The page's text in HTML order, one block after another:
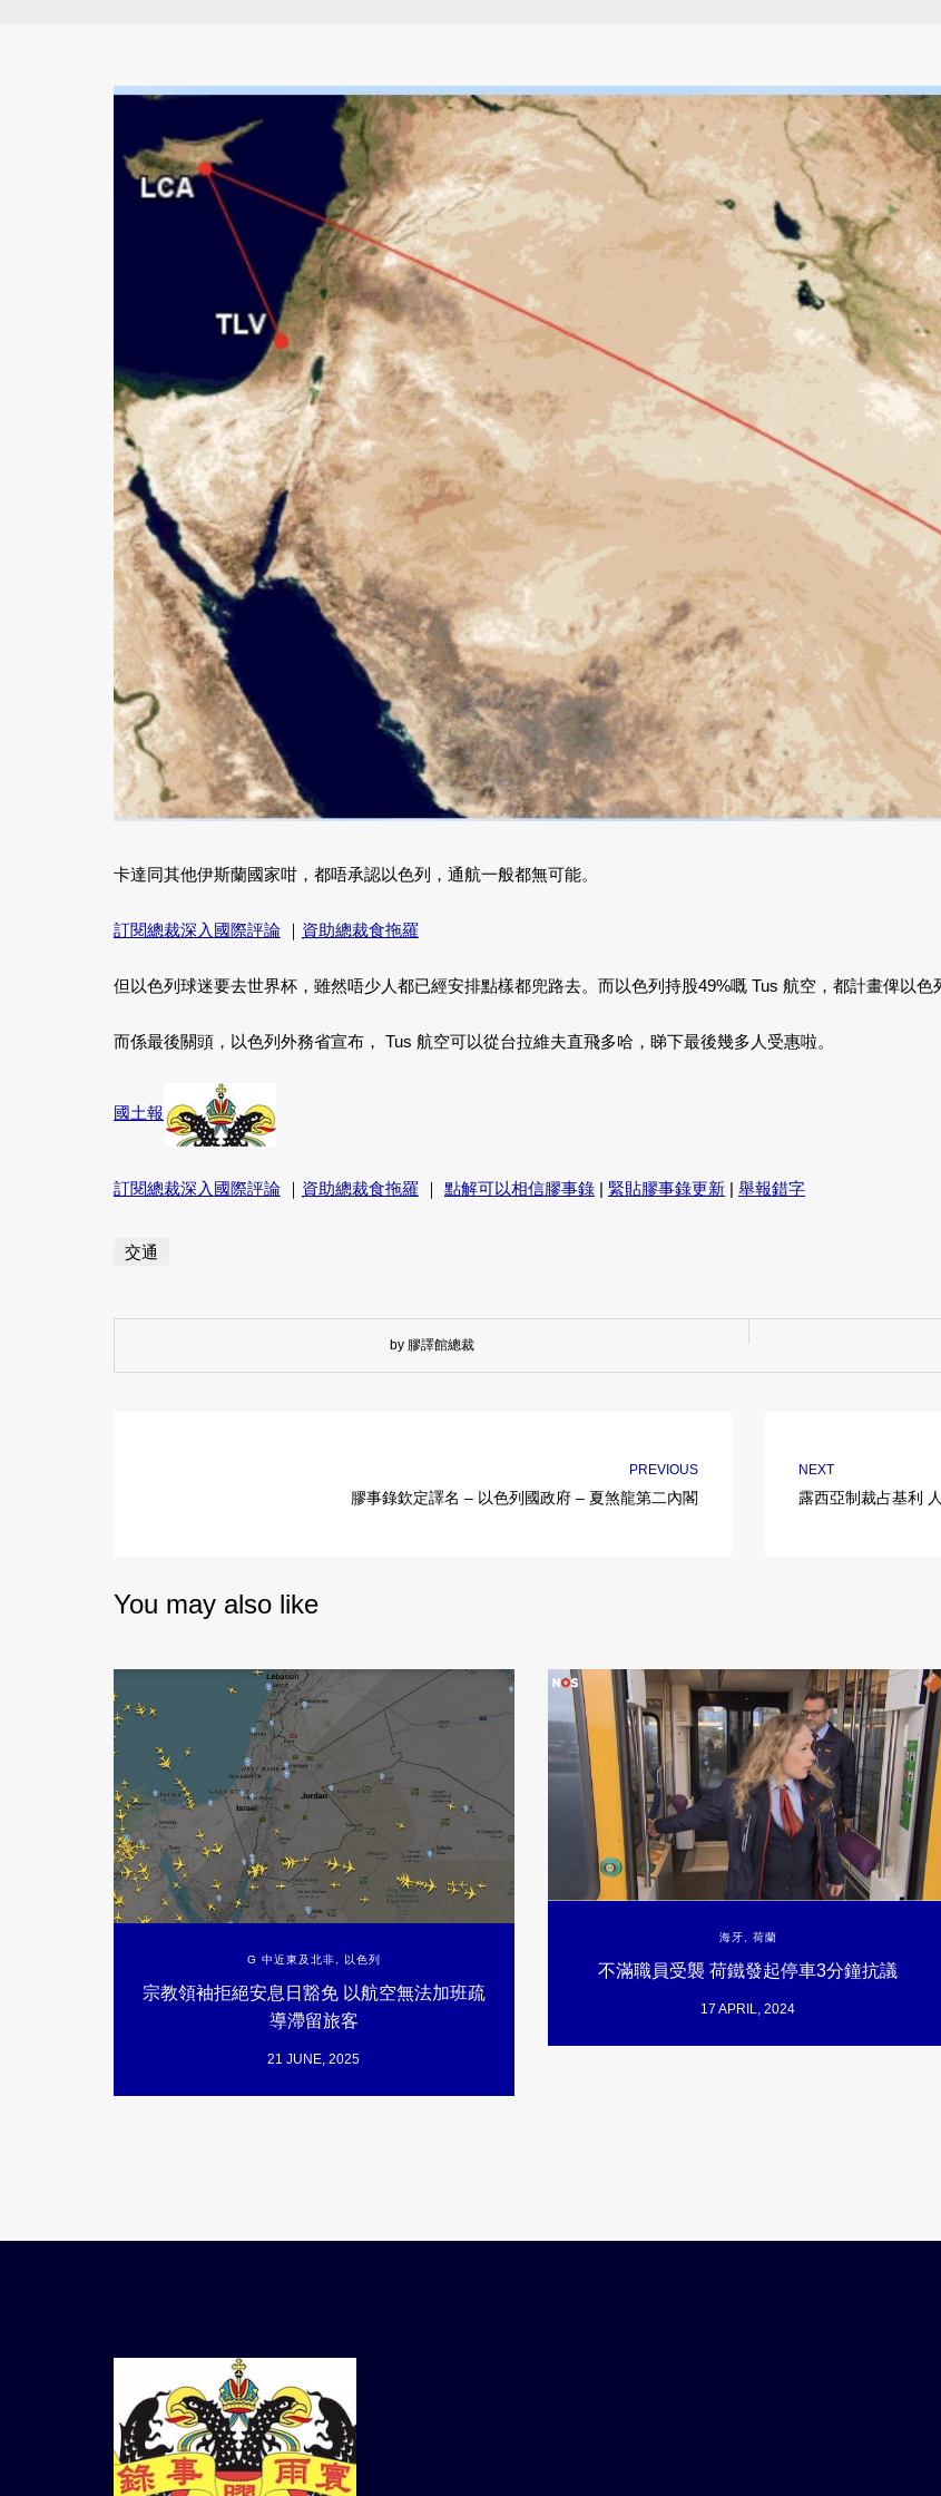
卡達同其他伊斯蘭國家咁，都唔承認以色列，通航一般都無可能。
訂閱總裁深入國際評論 ｜ 資助總裁食拖羅
但以色列球迷要去世界杯，雖然唔少人都已經安排點樣都兜路去。而以色列持股49%嘅 Tus 航空，都計畫俾以色
而係最後關頭，以色列外務省宣布， Tus 航空可以從台拉維夫直飛多哈，睇下最後幾多人受惠啦。
國土報
訂閱總裁深入國際評論 ｜ 資助總裁食拖羅 ｜ 點解可以相信膠事錄 | 緊貼膠事錄更新 | 舉報錯字
交通
by 膠譯館總裁
PREVIOUS
膠事錄欽定譯名 – 以色列國政府 – 夏煞龍第二內閣
NEXT
露西亞制裁占基利
You may also like
G 中近東及北非 以色列
宗教領袖拒絕安息日豁免 以航空無法加班疏
導滯留旅客
21 JUNE, 2025
海牙, 荷蘭
不滿職員受襲 荷鐵發起停車3分鐘抗議
17 APRIL, 2024